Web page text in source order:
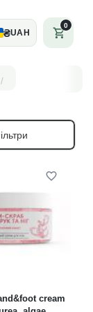
₴UAH
0
/
cream